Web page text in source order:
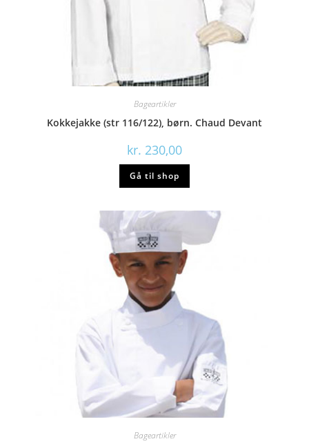
Bageartikler
Kokkejakke (str 116/122), børn. Chaud Devant
kr. 230,00
Gå til shop
Bageartikler